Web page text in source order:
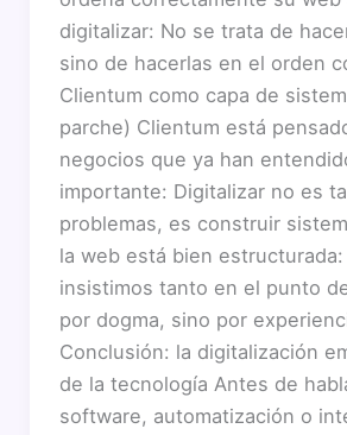
digitalizar: No se trata de
sino de hacerlas en el orden
Clientum como capa de
parche) Clientum está
negocios que ya han
importante: Digitalizar no es
problemas, es construir
la web está bien estructurada:
insistimos tanto en el punto
por dogma, sino por
Conclusión: la digitalización
de la tecnología Antes de
software, automatización o